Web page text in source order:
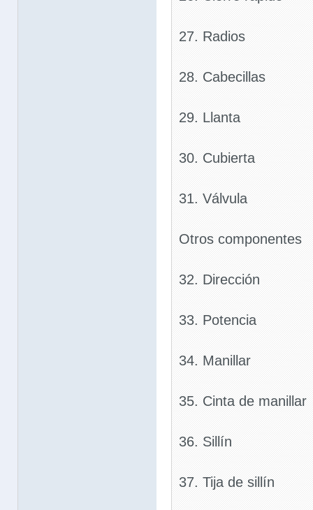
27. Radios
28. Cabecillas
29. Llanta
30. Cubierta
31. Válvula
Otros componentes
32. Dirección
33. Potencia
34. Manillar
35. Cinta de manillar
36. Sillín
37. Tija de sillín